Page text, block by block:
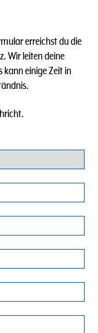
erreichst du die
Wir leiten deine
kann einige Zeit in